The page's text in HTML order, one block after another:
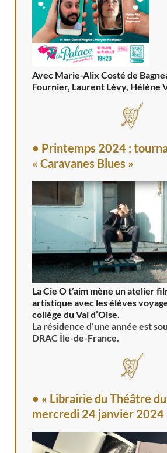
Avec Marie-Alix Costé de
Fournier, Laurent Lévy, Hélène
• Printemps 2024 :
« Caravanes Blues »
La Cie O t’aim mène un atelier
artistique avec les élèves
collège du Val d’Oise.
La résidence d’une année est
DRAC Île-de-France.
• « Librairie du Théâtre
mercredi 24 janvier 2024